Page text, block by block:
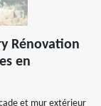
Rénovation
en
et mur extérieur